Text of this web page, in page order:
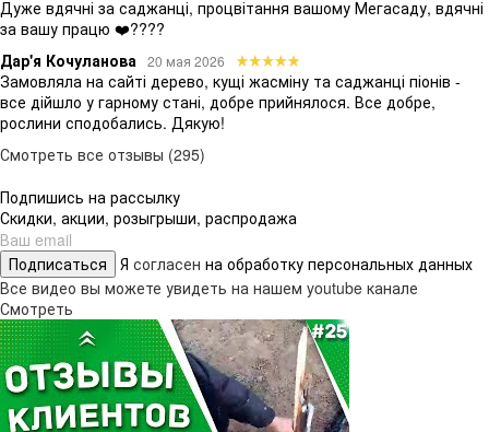
Дуже вдячні за саджанці, процвітання вашому Мегасаду, вдячні
за вашу працю ❤️????
Дар'я Кочуланова
20 мая 2026
Замовляла на сайті дерево, кущі жасміну та саджанці піонів -
все дійшло у гарному стані, добре прийнялося. Все добре,
рослини сподобались. Дякую!
Смотреть все отзывы (295)
Подпишись на рассылку
Скидки, акции, розыгрыши, распродажа
Подписаться Я согласен на обработку персональных данных
Все видео вы можете увидеть на нашем youtube канале
Смотреть